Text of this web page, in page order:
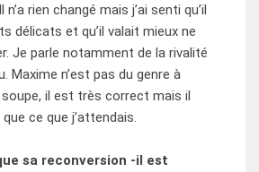
n’a rien changé mais j’ai senti qu’il
délicats et qu’il valait mieux ne
Je parle notamment de la rivalité
Maxime n’est pas du genre à
il est très correct mais il
ce que j’attendais.
sa reconversion -il est